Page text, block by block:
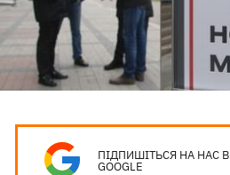
ПІДПИШІТЬСЯ НА НАС В
GOOGLE